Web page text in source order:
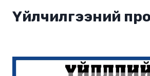
Үйлчилгээний